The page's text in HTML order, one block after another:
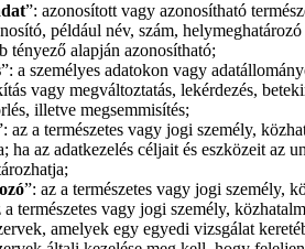
”: azonosított vagy azonosítható
például név, szám,
tényező alapján azonosítható;
”: a személyes adatokon vagy
vagy megváltoztatás, lekérdezés,
illetve megsemmisítés;
az a természetes vagy jogi személy,
ha az adatkezelés céljait és eszközeit
”: az a természetes vagy jogi személy,
a természetes vagy jogi személy,
amelyek egy egyedi vizsgálat